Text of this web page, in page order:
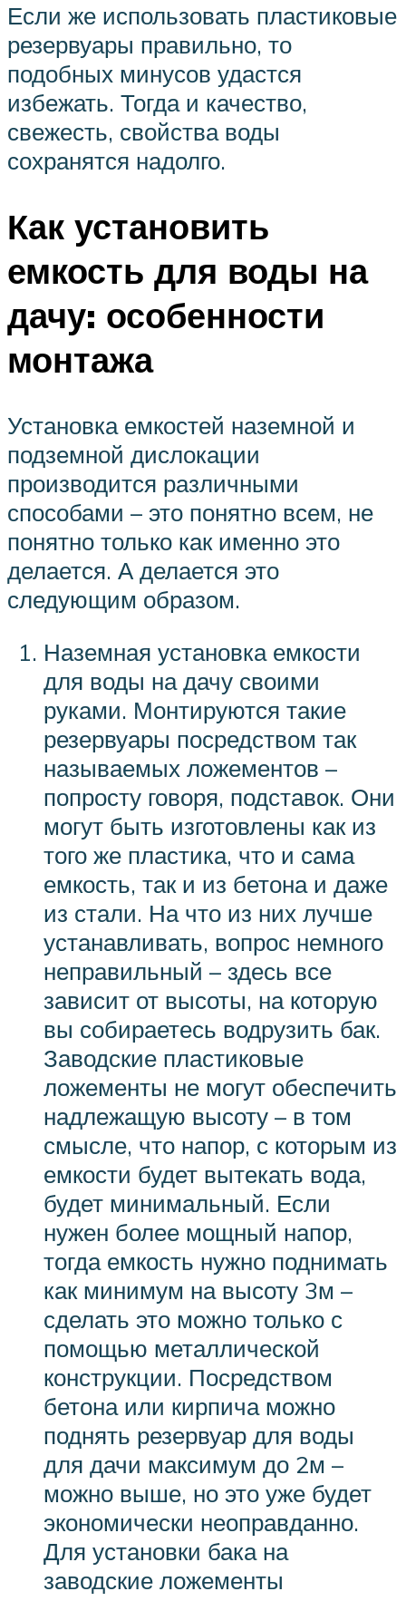
Если же использовать пластиковые
резервуары правильно, то
подобных минусов удастся
избежать. Тогда и качество,
свежесть, свойства воды
сохранятся надолго.
Как установить
емкость для воды на
дачу: особенности
монтажа
Установка емкостей наземной и
подземной дислокации
производится различными
способами – это понятно всем, не
понятно только как именно это
делается. А делается это
следующим образом.
Наземная установка емкости
для воды на дачу своими
руками. Монтируются такие
резервуары посредством так
называемых ложементов –
попросту говоря, подставок. Они
могут быть изготовлены как из
того же пластика, что и сама
емкость, так и из бетона и даже
из стали. На что из них лучше
устанавливать, вопрос немного
неправильный – здесь все
зависит от высоты, на которую
вы собираетесь водрузить бак.
Заводские пластиковые
ложементы не могут обеспечить
надлежащую высоту – в том
смысле, что напор, с которым из
емкости будет вытекать вода,
будет минимальный. Если
нужен более мощный напор,
тогда емкость нужно поднимать
как минимум на высоту 3м –
сделать это можно только с
помощью металлической
конструкции. Посредством
бетона или кирпича можно
поднять резервуар для воды
для дачи максимум до 2м –
можно выше, но это уже будет
экономически неоправданно.
Для установки бака на
заводские ложементы